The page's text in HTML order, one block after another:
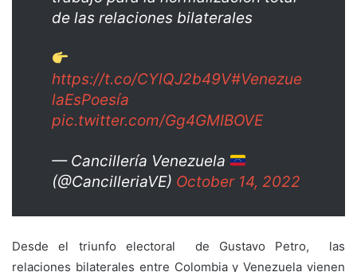
de las relaciones bilaterales
https://t.co/CYlQJ2b49V#Venezue
laEsPoesía
pic.twitter.com/Gg4GMIBOVE
— Cancillería Venezuela
(@CancilleriaVE) October 14, 2022
Desde el triunfo electoral de Gustavo Petro, las
relaciones bilaterales entre Colombia y Venezuela vienen